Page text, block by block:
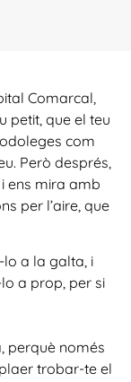
Comarcal,
petit, que el teu
com
Però després,
ens mira amb
per l’aire, que
a la galta, i
a prop, per si
perquè només
trobar-te el